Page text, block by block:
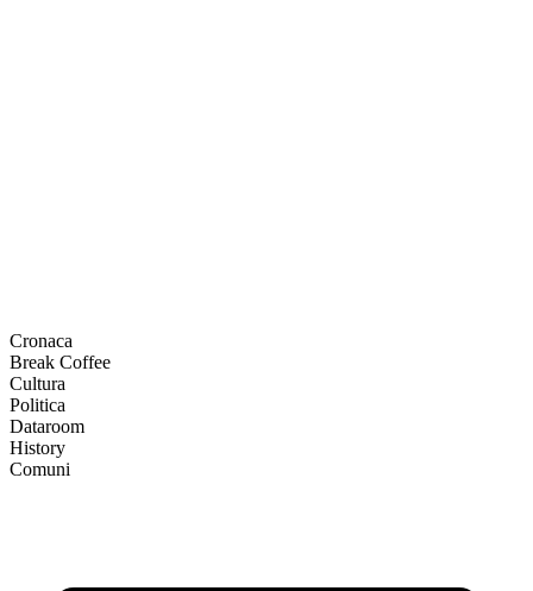
Cronaca
Break Coffee
Cultura
Politica
Dataroom
History
Comuni